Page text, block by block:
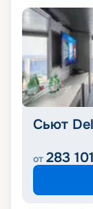
Сьют
от 283 101